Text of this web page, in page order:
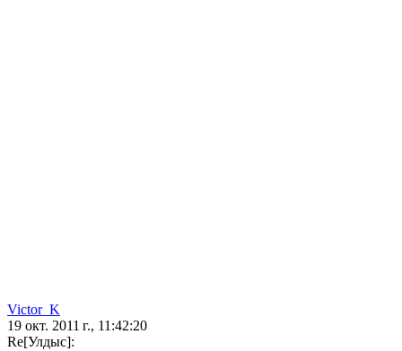
Victor_K
19 окт. 2011 г., 11:42:20
Re[Улдыс]: